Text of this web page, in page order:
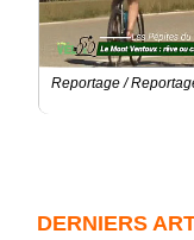
Reportage /
DERNIERS